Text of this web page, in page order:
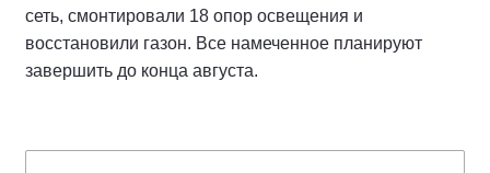
сеть, смонтировали 18 опор освещения и
восстановили газон. Все намеченное планируют
завершить до конца августа.